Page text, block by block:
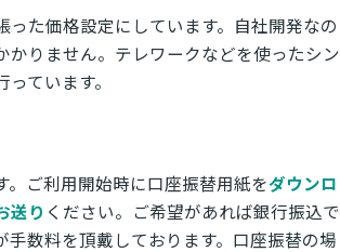
った価格設定にしています。自社開発なの
かりません。テレワークなどを使ったシン
ています。
。ご利用開始時に口座振替用紙をダウンロ
送り ください。ご希望があれば銀行振込で
手数料を頂戴しております。口座振替の場